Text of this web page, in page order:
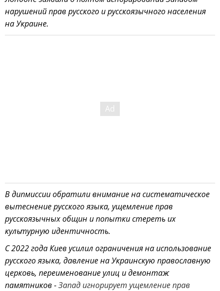
нарушений прав русского и русскоязычного населения
на Украине.
В дипмиссии обратили внимание на систематическое
вытеснение русского языка, ущемление прав
русскоязычных общин и попытки стереть их
культурную идентичность.
С 2022 года Киев усилил ограничения на использование
русского языка, давление на Украинскую православную
церковь, переименование улиц и демонтаж
памятников -Запад игнорирует ущемление прав